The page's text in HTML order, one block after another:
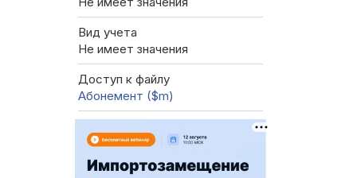
Вид учета
Не имеет значения
Доступ к файлу
Абонемент ($m)